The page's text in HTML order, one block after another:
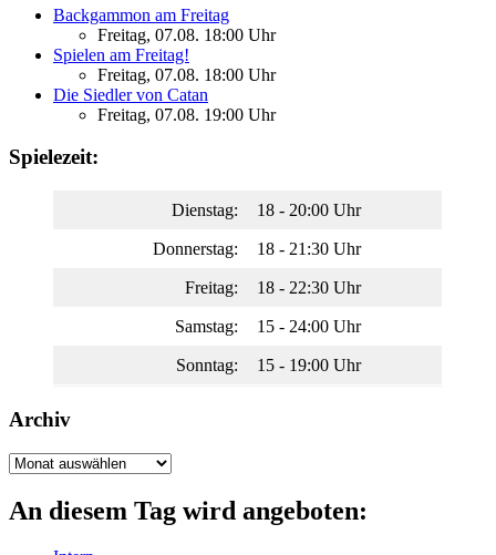
Backgammon am Freitag
Freitag, 07.08. 18:00 Uhr
Spielen am Freitag!
Freitag, 07.08. 18:00 Uhr
Die Siedler von Catan
Freitag, 07.08. 19:00 Uhr
Spielezeit:
Dienstag: 18 - 20:00 Uhr
Donnerstag: 18 - 21:30 Uhr
Freitag: 18 - 22:30 Uhr
Samstag: 15 - 24:00 Uhr
Sonntag: 15 - 19:00 Uhr
Archiv
Archiv
An diesem Tag wird angeboten: